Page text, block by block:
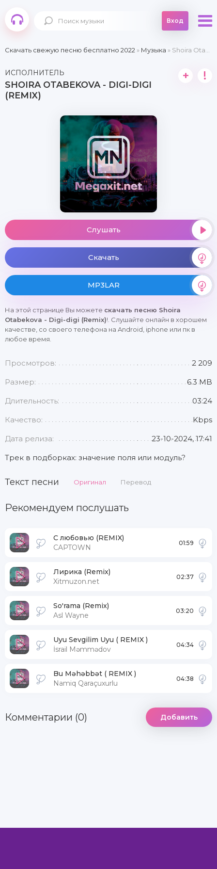
Вход
Скачать свежую песню бесплатно 2022 » Музыка » Shoira Otabekova - Digi-digi (Remix)
ИСПОЛНИТЕЛЬ
SHOIRA OTABEKOVA - DIGI-DIGI
(REMIX)
+ !
Слушать
Скачать
MP3LAR
На этой странице Вы можете скачать песню Shoira
Otabekova - Digi-digi (Remix)!. Слушайте онлайн в хорошем
качестве, со своего телефона на Android, iphone или пк в
любое время.
Просмотров: 2 209
Размер: 6.3 MB
Длительность: 03:24
Качество: Kbps
Дата релиза: 23-10-2024, 17:41
Трек в подборках: значение поля или модуль?
Текст песни Оригинал Перевод
Рекомендуем послушать
С любовью (REMIX)
CAPTOWN
01:59
Лирика (Remix)
Xitmuzon.net
02:37
So'rama (Remix)
Asl Wayne
03:20
Uyu Sevgilim Uyu ( REMIX )
İsrail Məmmədov
04:34
Bu Məhəbbət ( REMIX )
Namiq Qaraçuxurlu
04:38
Комментарии (0) Добавить